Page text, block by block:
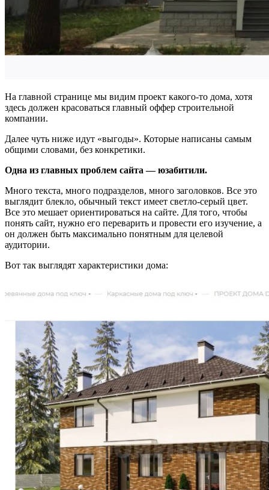
На главной странице мы видим проект какого-то дома, хотя
здесь должен красоваться главный оффер строительной
компании.
Далее чуть ниже идут «выгоды». Которые написаны самым
общими словами, без конкретики.
Одна из главных проблем сайта — юзабитили.
Много текста, много подразделов, много заголовков. Все это
выглядит блекло, обычный текст имеет светло-серый цвет.
Все это мешает ориентироваться на сайте. Для того, чтобы
понять сайт, нужно его переварить и провести его изучение, а
он должен быть максимально понятным для целевой
аудитории.
Вот так выглядят характеристики дома: